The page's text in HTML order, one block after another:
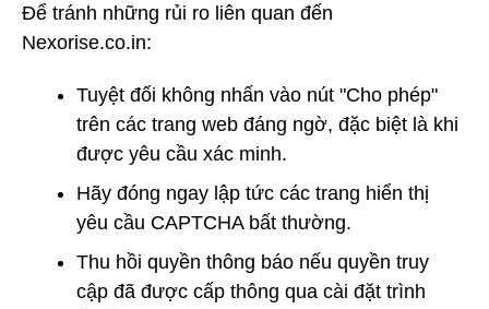
Để tránh những rủi ro liên quan đến
Nexorise.co.in:
Tuyệt đối không nhấn vào nút "Cho phép"
trên các trang web đáng ngờ, đặc biệt là khi
được yêu cầu xác minh.
Hãy đóng ngay lập tức các trang hiển thị
yêu cầu CAPTCHA bất thường.
Thu hồi quyền thông báo nếu quyền truy
cập đã được cấp thông qua cài đặt trình